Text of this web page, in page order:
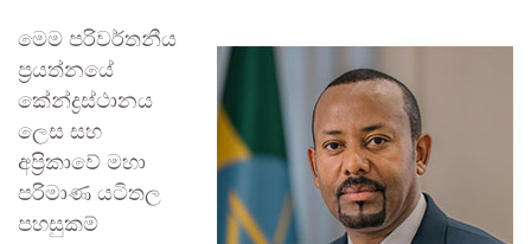
මෙම පරිවර්තනීය
ප්‍රයත්නයේ
කේන්ද්‍රස්ථානය
ලෙස සහ
අප්‍රිකාවේ මහා
පරිමාණ යටිතල
පහසුකම්